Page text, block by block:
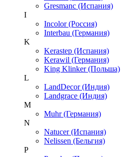
Gresmanc (Испания)
I
Incolor (Россия)
Interbau (Германия)
K
Kerastep (Испания)
Kerawil (Германия)
King Klinker (Польша)
L
LandDecor (Индия)
Landgrace (Индия)
M
Muhr (Германия)
N
Natucer (Испания)
Nelissen (Бельгия)
P